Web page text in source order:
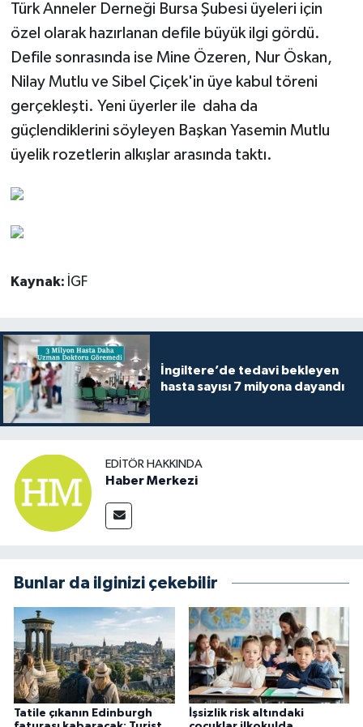
Türk Anneler Derneği Bursa Şubesi üyeleri için
özel olarak hazırlanan defile büyük ilgi gördü.
Defile sonrasında ise Mine Özeren, Nur Öskan,
Nilay Mutlu ve Sibel Çiçek'in üye kabul töreni
gerçekleşti. Yeni üyerler ile daha da
güçlendiklerini söyleyen Başkan Yasemin Mutlu
üyelik rozetlerin alkışlar arasında taktı.
Kaynak: İGF
İngiltere’de tedavi bekleyen
hasta sayısı 7 milyona dayandı
EDITÖR HAKKINDA
Haber Merkezi
Bunlar da ilginizi çekebilir
Tatile çıkanın Edinburgh
İşsizlik risk altındaki